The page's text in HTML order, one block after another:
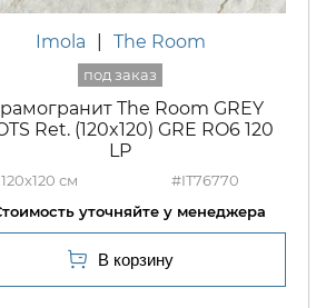
Imola The Room
The Room GREY
Ret. (120x120) GRE RO6 120
LP
120x120 #IT76770